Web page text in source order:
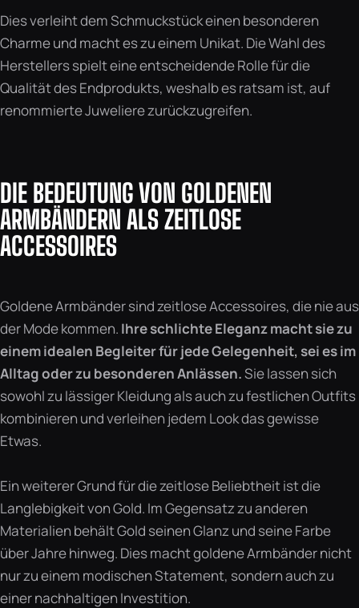
Dies verleiht dem Schmuckstück einen besonderen
Charme und macht es zu einem Unikat. Die Wahl des
Herstellers spielt eine entscheidende Rolle für die
Qualität des Endprodukts, weshalb es ratsam ist, auf
renommierte Juweliere zurückzugreifen.
DIE BEDEUTUNG VON GOLDENEN
ARMBÄNDERN ALS ZEITLOSE
ACCESSOIRES
Goldene Armbänder sind zeitlose Accessoires, die nie aus
der Mode kommen. Ihre schlichte Eleganz macht sie zu
einem idealen Begleiter für jede Gelegenheit, sei es im
Alltag oder zu besonderen Anlässen.Sie lassen sich
sowohl zu lässiger Kleidung als auch zu festlichen Outfits
kombinieren und verleihen jedem Look das gewisse
Etwas.
Ein weiterer Grund für die zeitlose Beliebtheit ist die
Langlebigkeit von Gold. Im Gegensatz zu anderen
Materialien behält Gold seinen Glanz und seine Farbe
über Jahre hinweg. Dies macht goldene Armbänder nicht
nur zu einem modischen Statement, sondern auch zu
einer nachhaltigen Investition.